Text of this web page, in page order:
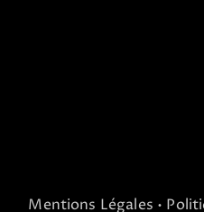
Mentions Légales •